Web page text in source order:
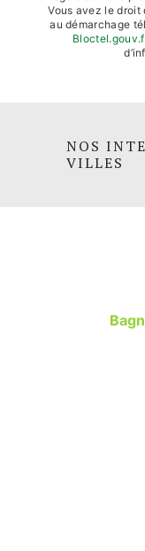
Vous avez le droit
au démarchage
NOS
VILLES